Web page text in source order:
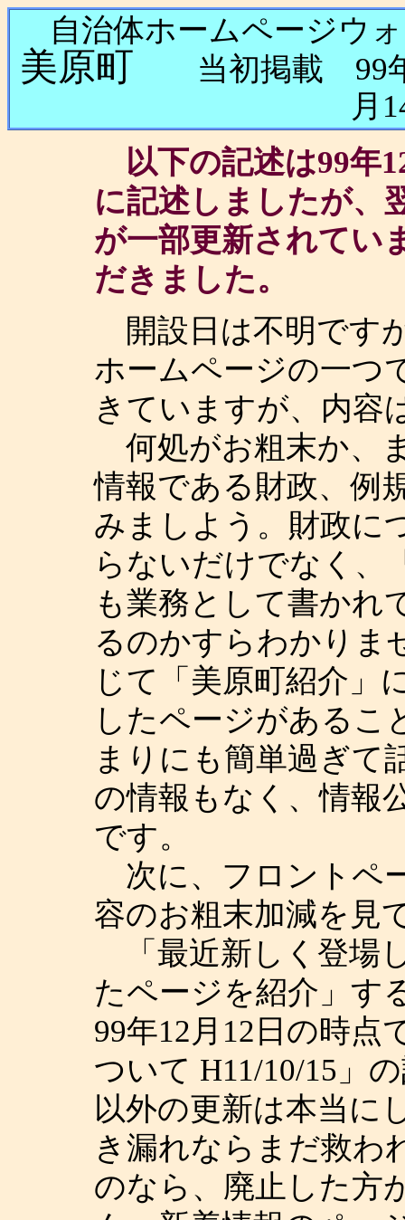
自治体ホームページ
美原町
当初掲載 99
月
以下の記述は99年
に記述しましたが、
が一部更新されてい
だきました。
開設日は不明です
ホームページの一つ
きていますが、内容
何処がお粗末か、
情報である財政、例
みましよう。財政に
らないだけでなく、
も業務として書かれ
るのかすらわかりま
じて「美原町紹介」
したページがあるこ
まりにも簡単過ぎて
の情報もなく、情報
です。
次に、フロントペ
容のお粗末加減を見
「最近新しく登場
たページを紹介」す
99年12月12日の時点
ついて H11/10/15」
以外の更新は本当に
き漏れならまだ救わ
のなら、廃止した方